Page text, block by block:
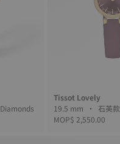
21.8 mm • 石英款 • Diamonds
Tissot Lovely
19.5 mm • 石英款
MOP$ 2,550.00